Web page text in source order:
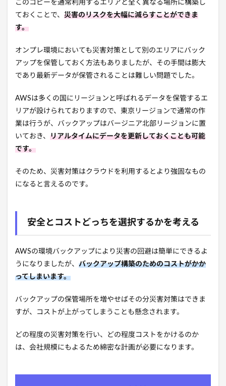
このコピーを通常利用するエリアと全く異なる場所に構築し
ておくことで、 災害のリスクを大幅に減らすことができま
す。
オンプレ環境においても災害対策として別のエリアにバック
アップを保管しておく方法もありましたが、その手間は膨大
であり最新データが保管されることは難しい問題でした。
AWSは多くの国にリージョンと呼ばれるデータを保管するエ
リアが設けられておりますので、東京リージョンで通常の作
業は行うが、バックアップはバージニア北部リージョンに置
いておき、 リアルタイムにデータを更新しておくことも可能
です。
そのため、災害対策はクラウドを利用するとより強固なもの
になると言えるのです。
安全とコストどっちを選択するかを考える
AWSの環境バックアップにより災害の回避は簡単にできるよ
うになりましたが、 バックアップ構築のためのコストがかか
ってしまいます。
バックアップの保管場所を増やせばその分災害対策はできま
すが、コストが上がってしまうことも懸念されます。
どの程度の災害対策を行い、どの程度コストをかけるのか
は、会社規模にもよるため綿密な計画が必要になります。